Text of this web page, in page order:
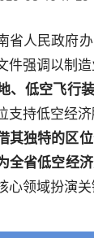
省人民政府
件强调以制
、低空飞行
支持低空经济
其独特的区
全省低空经
心领域扮演